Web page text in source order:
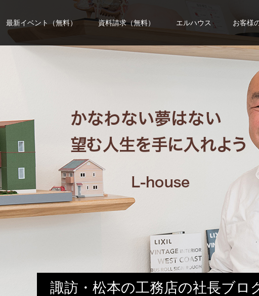
最新イベント（無料） 資料請求（無料） エルハウス お客様
諏訪・松本の工務店の社長ブロ